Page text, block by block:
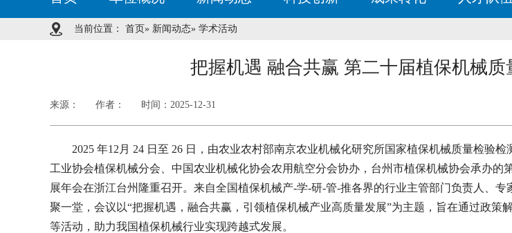
当前位置： 首页» 新闻动态» 学术活动
把握机遇 融合共赢 第二十届植保机械
来源： 作者： 时间：2025-12-31
2025 年12月 24 日至 26 日，由‌农业农村部南京农业机械化研究所国家植保机械质量检验
工业协会植保机械分会、中国农业机械化协会农用航空分会协办，‌台州市植保机械协会‌承办的
展年会在浙江台州隆重召开。来自全国植保机械产-学-研-管-推各界的行业主管部门负责人、专
聚一堂，会议以“把握机遇，融合共赢，引领植保机械产业高质量发展”为主题，旨在通过政策
等活动，助力我国植保机械行业实现跨越式发展。